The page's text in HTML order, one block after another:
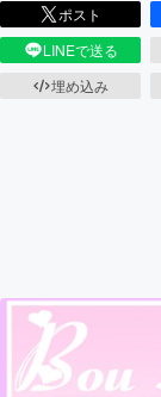
ポスト
LINEで送る
埋め込み